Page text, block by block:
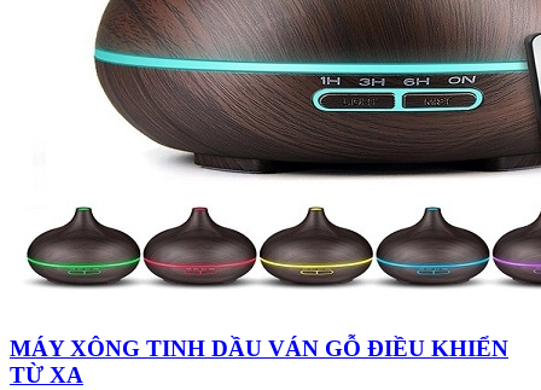
MÁY XÔNG TINH DẦU VÁN GỖ ĐIỀU KHIỂN
TỪ XA